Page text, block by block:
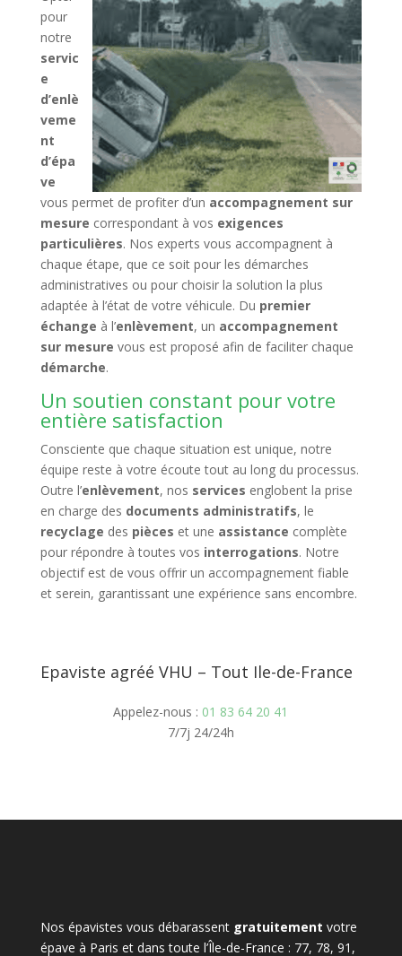
pour
notre
servic
e
d’enlè
veme
nt
d’épa
ve
vous permet de profiter d’un accompagnement sur
mesure correspondant à vos exigences
particulières. Nos experts vous accompagnent à
chaque étape, que ce soit pour les démarches
administratives ou pour choisir la solution la plus
adaptée à l’état de votre véhicule. Du premier
échange à l’enlèvement, un accompagnement
sur mesure vous est proposé afin de faciliter chaque
démarche.
Un soutien constant pour votre
entière satisfaction
Consciente que chaque situation est unique, notre
équipe reste à votre écoute tout au long du processus.
Outre l’enlèvement, nos services englobent la prise
en charge des documents administratifs, le
recyclage des pièces et une assistance complète
pour répondre à toutes vos interrogations. Notre
objectif est de vous offrir un accompagnement fiable
et serein, garantissant une expérience sans encombre.
Epaviste agréé VHU – Tout Ile-de-France
Appelez-nous : 01 83 64 20 41
7/7j 24/24h
Nos épavistes vous débarassent gratuitement votre
épave à Paris et dans toute l’Île-de-France : 77, 78, 91,